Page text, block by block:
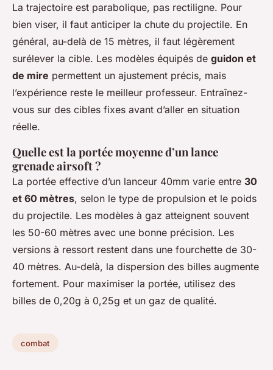
La trajectoire est parabolique, pas rectiligne. Pour
bien viser, il faut anticiper la chute du projectile. En
général, au-delà de 15 mètres, il faut légèrement
surélever la cible. Les modèles équipés de guidon et
de mire permettent un ajustement précis, mais
l’expérience reste le meilleur professeur. Entraînez-
vous sur des cibles fixes avant d’aller en situation
réelle.
Quelle est la portée moyenne d’un lance
grenade airsoft ?
La portée effective d’un lanceur 40mm varie entre 30
et 60 mètres, selon le type de propulsion et le poids
du projectile. Les modèles à gaz atteignent souvent
les 50-60 mètres avec une bonne précision. Les
versions à ressort restent dans une fourchette de 30-
40 mètres. Au-delà, la dispersion des billes augmente
fortement. Pour maximiser la portée, utilisez des
billes de 0,20g à 0,25g et un gaz de qualité.
combat